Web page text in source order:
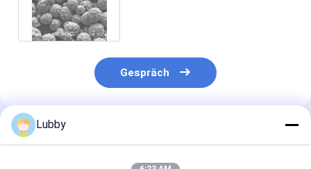
Gespräch
Empfohlene Produkte
Lubby